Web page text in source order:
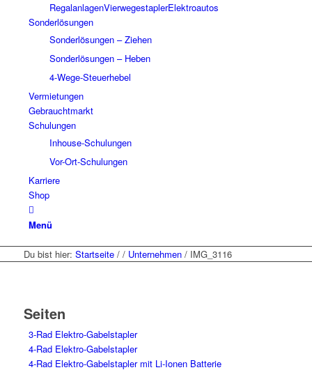
RegalanlagenVierwegestaplerElektroautos
Sonderlösungen
Sonderlösungen – Ziehen
Sonderlösungen – Heben
4-Wege-Steuerhebel
Vermietungen
Gebrauchtmarkt
Schulungen
Inhouse-Schulungen
Vor-Ort-Schulungen
Karriere
Shop
Menü
Du bist hier: Startseite / / Unternehmen / IMG_3116
Seiten
3-Rad Elektro-Gabelstapler
4-Rad Elektro-Gabelstapler
4-Rad Elektro-Gabelstapler mit Li-Ionen Batterie